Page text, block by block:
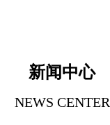
新闻中心
NEWS CENTER